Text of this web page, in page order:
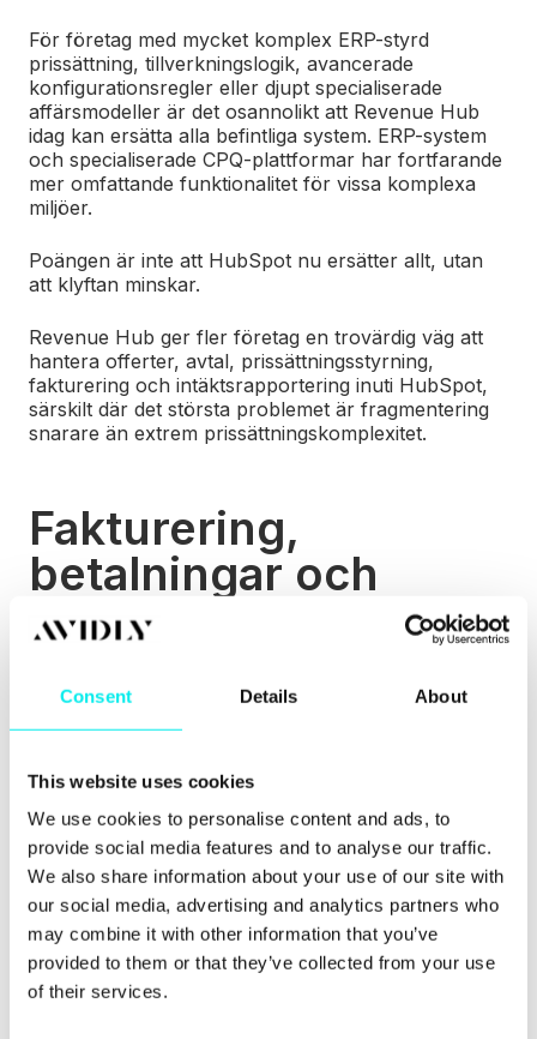
Consent Details About
This website uses cookies
We use cookies to personalise content and ads, to
provide social media features and to analyse our traffic.
We also share information about your use of our site with
our social media, advertising and analytics partners who
may combine it with other information that you’ve
provided to them or that they’ve collected from your use
of their services.
För företag med mycket komplex ERP-styrd
prissättning, tillverkningslogik, avancerade
konfigurationsregler eller djupt specialiserade
affärsmodeller är det osannolikt att Revenue Hub
idag kan ersätta alla befintliga system. ERP-system
och specialiserade CPQ-plattformar har fortfarande
mer omfattande funktionalitet för vissa komplexa
miljöer.
Poängen är inte att HubSpot nu ersätter allt, utan
att klyftan minskar.
Revenue Hub ger fler företag en trovärdig väg att
hantera offerter, avtal, prissättningsstyrning,
fakturering och intäktsrapportering inuti HubSpot,
särskilt där det största problemet är fragmentering
snarare än extrem prissättningskomplexitet.
Fakturering,
betalningar och
insyn i intäkterna blir
diskussionen
Revenue Hub fortsätter också HubSpots satsning
på fakturering och betalningar.
Detta är strategiskt viktigt eftersom
intäktshanteringen inte slutar när en affär markeras
som avslutad och vunnen. I många företag är det
där en helt ny uppsättning problem börjar.
Har fakturan skapats korrekt? Stämmer
faktureringsschemat överens med avtalet? Har